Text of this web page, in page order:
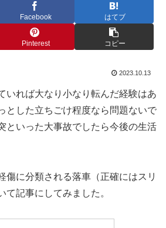
Facebook はてブ
Pinterest コピー
2023.10.13
いれば大なり小なり転んだ経験はあ
とした立ちごけ程度なら問題ないで
といった大事故でしたら今後の生活
傷に分類される落車（正確にはスリ
て記事にしてみました。